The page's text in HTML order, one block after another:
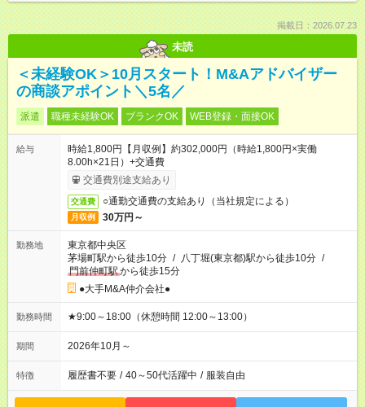
掲載日：2026.07.23
未読
＜未経験OK＞10月スタート！M&Aアドバイザー
の商談アポイント＼5名／
派遣 職種未経験OK ブランクOK WEB登録・面接OK
給与
時給1,800円【月収例】約302,000円（時給1,800円×実働
8.00h×21日）+交通費
交通費別途支給あり
交通費 ○通勤交通費の支給あり（当社規定による）
月収例 30万円～
勤務地
東京都中央区
茅場町駅から徒歩10分 / 八丁堀(東京都)駅から徒歩10分 /
門前仲町駅から徒歩15分
●大手M&A仲介会社●
勤務時間 ★9:00～18:00（休憩時間 12:00～13:00）
期間 2026年10月～
特徴 履歴書不要 / 40～50代活躍中 / 服装自由